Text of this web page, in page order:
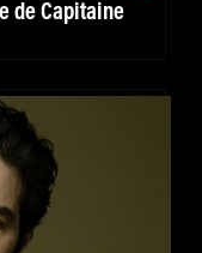
de Capitaine